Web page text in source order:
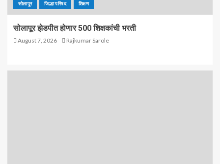
सोलापूर जिल्हा परिषद शिक्षण
सोलापूर झेडपीत होणार 500 शिक्षकांची भरती
August 7, 2026 Rajkumar Sarole